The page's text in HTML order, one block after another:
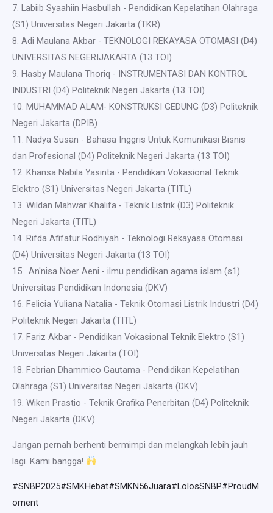
7. Labiib Syaahiin Hasbullah - Pendidikan Kepelatihan Olahraga
(S1) Universitas Negeri Jakarta (TKR)
8. ⁠Adi Maulana Akbar - TEKNOLOGI REKAYASA OTOMASI (D4)
UNIVERSITAS NEGERIJAKARTA (13 TOI)
9. Hasby Maulana Thoriq - INSTRUMENTASI DAN KONTROL
INDUSTRI (D4) Politeknik Negeri Jakarta (13 TOI)
10. MUHAMMAD ALAM- KONSTRUKSI GEDUNG (D3) Politeknik
Negeri Jakarta (DPIB)
11. Nadya Susan - Bahasa Inggris Untuk Komunikasi Bisnis
dan Profesional (D4) Politeknik Negeri Jakarta (13 TOI)
12. Khansa Nabila Yasinta - Pendidikan Vokasional Teknik
Elektro (S1) Universitas Negeri Jakarta (TITL)
13. Wildan Mahwar Khalifa - Teknik Listrik (D3) Politeknik
Negeri Jakarta (TITL)
14. Rifda Afifatur Rodhiyah - Teknologi Rekayasa Otomasi
(D4) Universitas Negeri Jakarta (13 TOI)
15. ⁠ An'nisa Noer Aeni - ilmu pendidikan agama islam (s1)
Universitas Pendidikan Indonesia (DKV)
16. Felicia Yuliana Natalia - Teknik Otomasi Listrik Industri (D4)
Politeknik Negeri Jakarta (TITL)
17. Fariz Akbar - Pendidikan Vokasional Teknik Elektro (S1)
Universitas Negeri Jakarta (TOI)
18. Febrian Dhammico Gautama - Pendidikan Kepelatihan
Olahraga (S1) Universitas Negeri Jakarta (DKV)
19. Wiken Prastio - Teknik Grafika Penerbitan (D4) Politeknik
Negeri Jakarta (DKV)
Jangan pernah berhenti bermimpi dan melangkah lebih jauh
lagi. Kami bangga!
#SNBP2025#SMKHebat#SMKN56Juara#LolosSNBP#ProudM
oment